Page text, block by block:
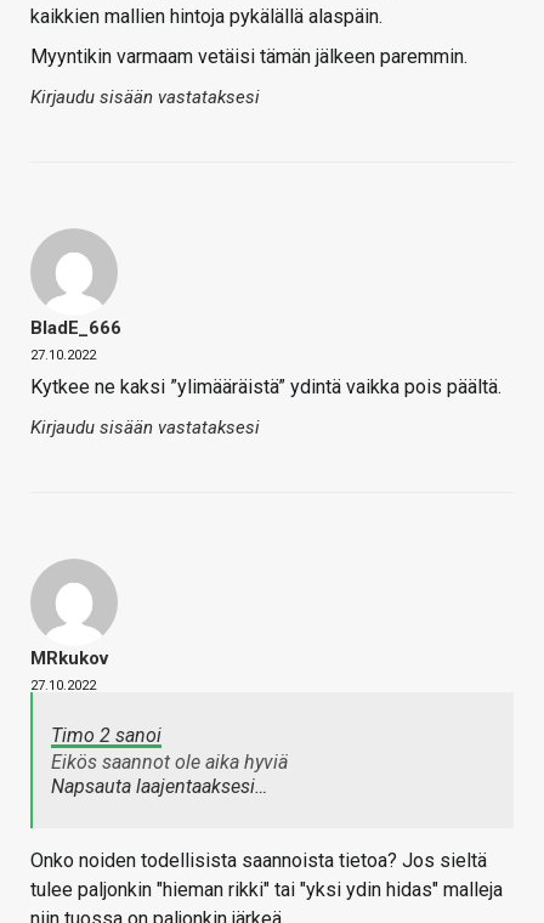
kaikkien mallien hintoja pykälällä alaspäin.
Myyntikin varmaam vetäisi tämän jälkeen paremmin.
Kirjaudu sisään vastataksesi
BladE_666
27.10.2022
Kytkee ne kaksi ”ylimääräistä” ydintä vaikka pois päältä.
Kirjaudu sisään vastataksesi
MRkukov
27.10.2022
Timo 2 sanoi
Eikös saannot ole aika hyviä
Napsauta laajentaaksesi…
Onko noiden todellisista saannoista tietoa? Jos sieltä
tulee paljonkin "hieman rikki" tai "yksi ydin hidas" malleja